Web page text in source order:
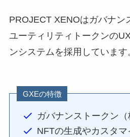
PROJECT XENOはガバナン
ユーティリティトークンの
ンシステムを採用しています
GXEの特徴
ガバナンストークン（
NFTの生成やカスタ